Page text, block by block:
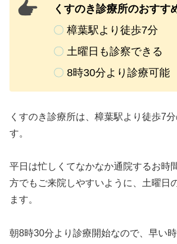
くすのき診療所のおすす
〇 樟葉駅より徒歩7分
〇 土曜日も診察できる
〇 8時30分より診療可能
くすのき診療所は、樟葉駅より徒歩7
す。
平日は忙しくてなかなか通院するお時
方でもご来院しやすいように、土曜日
ます。
朝8時30分より診療開始なので、早い